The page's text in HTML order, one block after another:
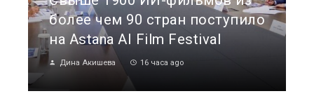
более чем 90 стран поступило
на Astana AI Film Festival
Дина Акишева 16 часа ago